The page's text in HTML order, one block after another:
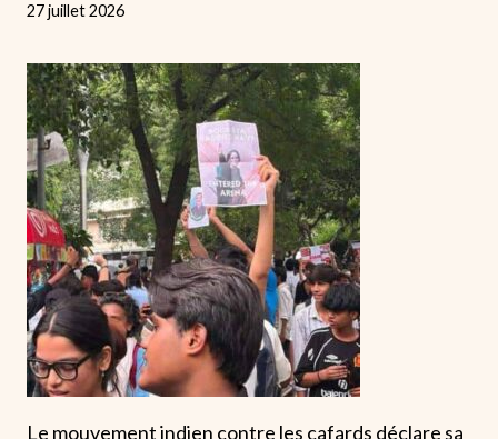
27 juillet 2026
Le mouvement indien contre les cafards déclare sa